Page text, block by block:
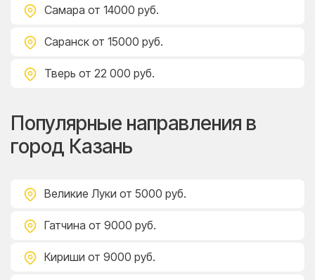
Самара от 14000 руб.
Саранск от 15000 руб.
Тверь от 22 000 руб.
Популярные направления в
город Казань
Великие Луки от 5000 руб.
Гатчина от 9000 руб.
Кириши от 9000 руб.